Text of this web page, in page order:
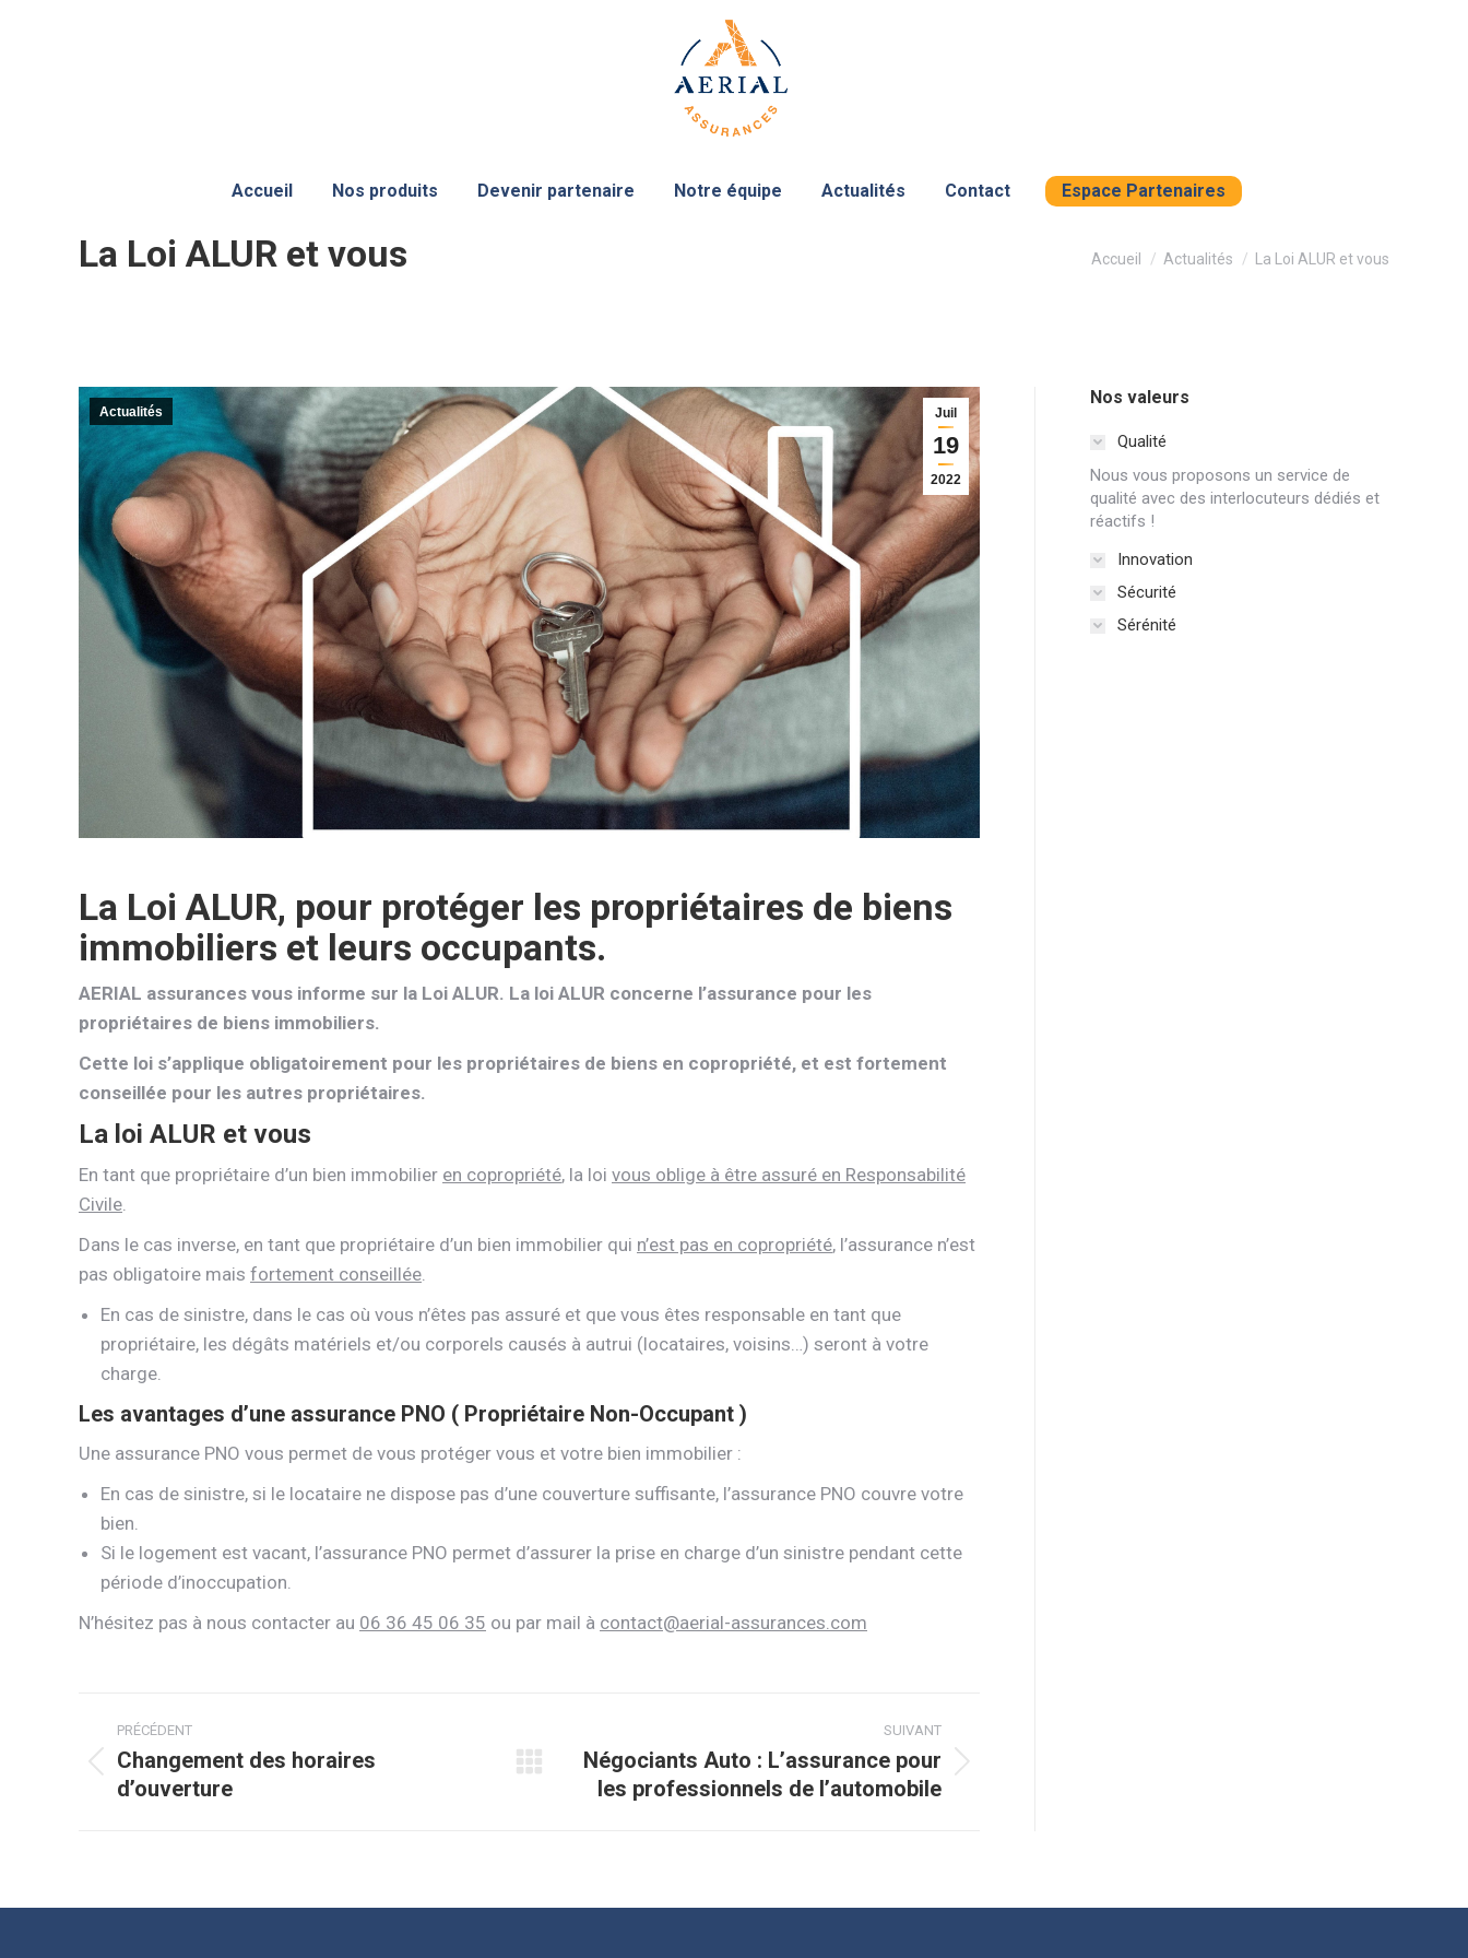
Accueil Nos produits Devenir partenaire Notre équipe Actualités Contact Espace Partenaires
La Loi ALUR et vous Vous êtes ici :
Accueil Actualités La Loi ALUR et vous
Juil
19
2022
Actualités
La Loi ALUR, pour protéger les propriétaires de biens
immobiliers et leurs occupants.
AERIAL assurances vous informe sur la Loi ALUR. La loi ALUR concerne l’assurance pour les
propriétaires de biens immobiliers.
Cette loi s’applique obligatoirement pour les propriétaires de biens en copropriété, et est fortement
conseillée pour les autres propriétaires.
La loi ALUR et vous
En tant que propriétaire d’un bien immobilier en copropriété, la loi vous oblige à être assuré en Responsabilité
Civile
Dans le cas inverse, en tant que propriétaire d’un bien immobilier qui n’est pas en copropriété, l’assurance n’est
pas obligatoire mais fortement conseillée
En cas de sinistre, dans le cas où vous n’êtes pas assuré et que vous êtes responsable en tant que
propriétaire, les dégâts matériels et/ou corporels causés à autrui (locataires, voisins…) seront à votre
charge.
Les avantages d’une assurance PNO ( Propriétaire Non-Occupant )
Une assurance PNO vous permet de vous protéger vous et votre bien immobilier :
En cas de sinistre, si le locataire ne dispose pas d’une couverture suffisante, l’assurance PNO couvre votre
bien.
Si le logement est vacant, l’assurance PNO permet d’assurer la prise en charge d’un sinistre pendant cette
période d’inoccupation.
N’hésitez pas à nous contacter au 06 36 45 06 35 ou par mail à contact@aerial-assurances.com
Navigation
article
PRÉCÉDENT
Article
précédent
Changement des horaires
d’ouverture
SUIVANT
Article
suivant
Négociants Auto : L’assurance pour
les professionnels de l’automobile
Nos valeurs
Qualité
Nous vous proposons un service de
qualité avec des interlocuteurs dédiés et
réactifs !
Innovation
Sécurité
Sérénité